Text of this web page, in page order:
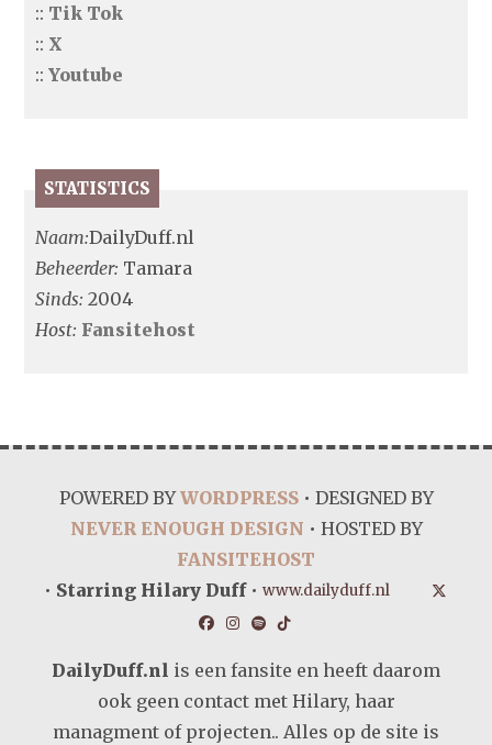
:: Tik Tok
:: X
::Youtube
STATISTICS
Naam:DailyDuff.nl
Beheerder: Tamara
Sinds: 2004
Host: Fansitehost
POWERED BYWORDPRESS• DESIGNED BY
NEVER ENOUGH DESIGN • HOSTED BY
FANSITEHOST
• Starring Hilary Duff• www.dailyduff.nl
DailyDuff.nl is een fansite en heeft daarom
ook geen contact met Hilary, haar
managment of projecten.. Alles op de site is